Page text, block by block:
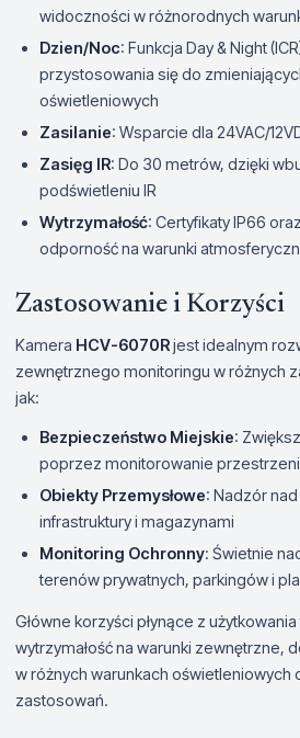
widoczności w różnorodnych
Dzien/Noc: Funkcja Day & Night
przystosowania się do
oświetleniowych
Zasilanie: Wsparcie dla 24VAC/
Zasięg IR: Do 30 metrów, dzięki
podświetleniu IR
Wytrzymałość: Certyfikaty IP66
odporność na warunki
Zastosowanie i Korzyści
Kamera HCV-6070Rjest idealnym
zewnętrznego monitoringu w różnych
jak:
Bezpieczeństwo Miejskie:
poprzez monitorowanie
Obiekty Przemysłowe: Nadzór
infrastruktury i magazynami
Monitoring Ochronny: Świetnie
terenów prywatnych, parkingów i
Główne korzyści płynące z
wytrzymałość na warunki zewnętrzne,
w różnych warunkach
zastosowań.